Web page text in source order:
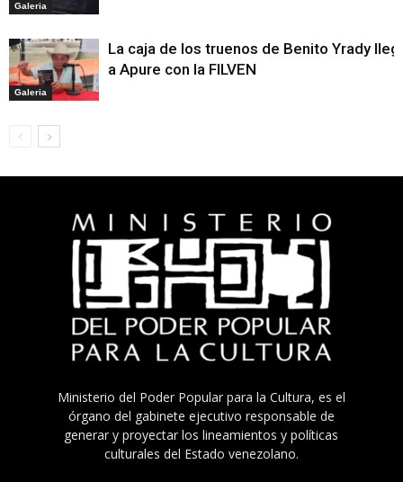
Galeria
Galeria
La caja de los truenos de Benito Yrady
a Apure con la FILVEN
Ministerio del Poder Popular para la Cultura, es el
órgano del gabinete ejecutivo responsable de
generar y proyectar los lineamientos y políticas
culturales del Estado venezolano.